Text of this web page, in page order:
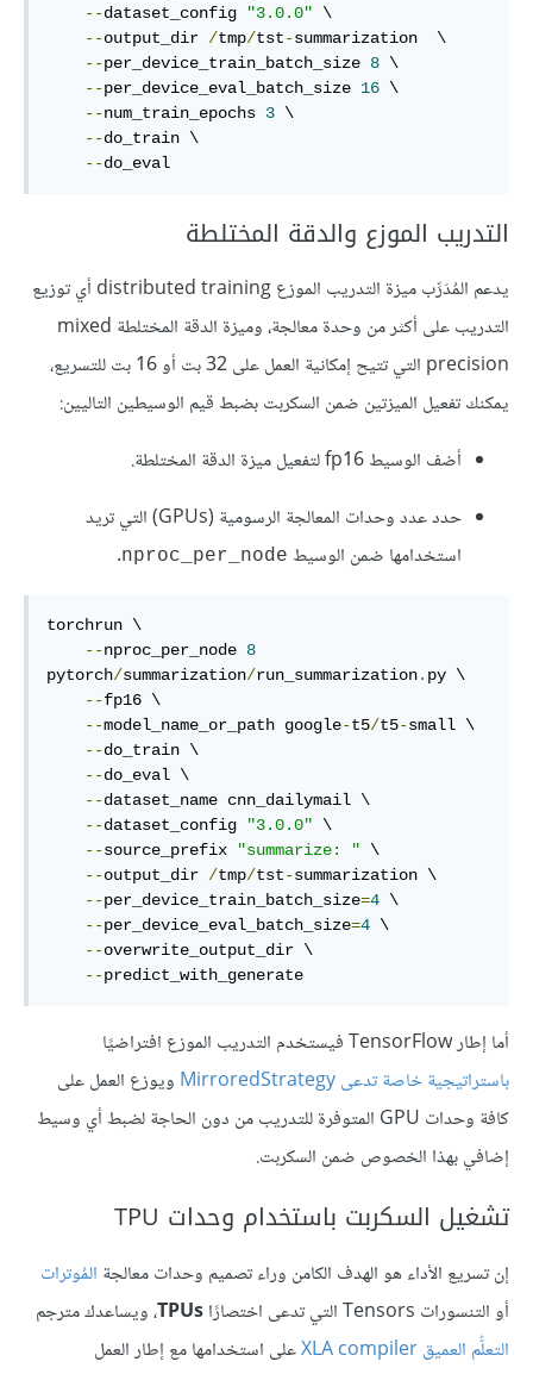
--dataset_config "3.0.0" \
--output_dir /tmp/tst-summarization  \
--per_device_train_batch_size 8 \
--per_device_eval_batch_size 16 \
--num_train_epochs 3 \
--do_train \
--do_eval
التدريب الموزع والدقة المختلطة
يدعم المُدَرِّب ميزة التدريب الموزع distributed training أي توزيع
التدريب على أكثر من وحدة معالجة، وميزة الدقة المختلطة mixed
precision التي تتيح إمكانية العمل على 32 بت أو 16 بت للتسريع،
يمكنك تفعيل الميزتين ضمن السكربت بضبط قيم الوسيطين التاليين:
أضف الوسيط fp16 لتفعيل ميزة الدقة المختلطة.
حدد عدد وحدات المعالجة الرسومية (GPUs) التي تريد
استخدامها ضمن الوسيط nproc_per_node
.
torchrun \
--nproc_per_node 8
pytorch/summarization/run_summarization. py \
--fp16 \
--model_name_or_path google-t5/t5-small \
--do_train \
--do_eval \
--dataset_name cnn_dailymail \
--dataset_config "3.0.0" \
--source_prefix "summarize: " \
--output_dir /tmp/tst-summarization \
--per_device_train_batch_size=4 \
--per_device_eval_batch_size=4 \
--overwrite_output_dir \
--predict_with_generate
أما إطار TensorFlow فيستخدم التدريب الموزع افتراضيًا
باستراتيجية خاصة تدعى MirroredStrategy
ويوزع العمل على
كافة وحدات GPU المتوفرة للتدريب من دون الحاجة لضبط أي وسيط
إضافي بهذا الخصوص ضمن السكربت.
تشغيل السكربت باستخدام وحدات TPU
إن تسريع الأداء هو الهدف الكامن وراء تصميم وحدات معالجة المُوترات
أو التنسورات Tensors التي تدعى اختصارًا
TPUs، ويساعدك مترجم
التعلُّم العميقXLA compilerعلى استخدامها مع إطار العمل